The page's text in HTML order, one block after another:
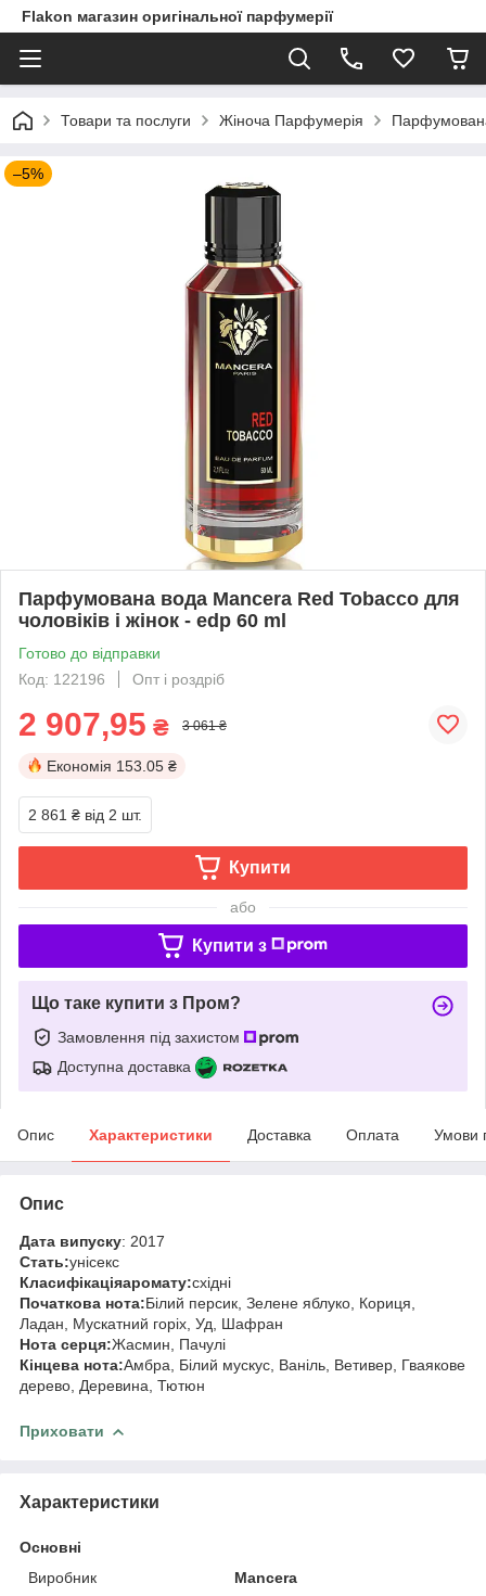
Flakon магазин оригінальної парфумерії
Товари та послуги Жіноча Парфумерія
–5%
Парфумована вода Mancera Red Tobacco для
чоловіків і жінок - edp 60 ml
Готово до відправки
Код: 122196
Опт і роздріб
2 907,95 ₴ 3 061 ₴
Економія 153.05 ₴
2 861 ₴ від 2 шт.
Купити
або
Купити з
Що таке купити з Пром?
Замовлення під захистом
Доступна доставка
Опис Характеристики Доставка Оплата Умови
Опис
Дата випуску: 2017
Стать:унісекс
Класифікаціяаромату:східні
Початкова нота:Білий персик, Зелене яблуко, Кориця,
Ладан, Мускатний горіх, Уд, Шафран
Нота серця:Жасмин, Пачулі
Кінцева нота:Амбра, Білий мускус, Ваніль, Ветивер, Гваякове
дерево, Деревина, Тютюн
Приховати
Характеристики
Основні
Виробник
Mancera